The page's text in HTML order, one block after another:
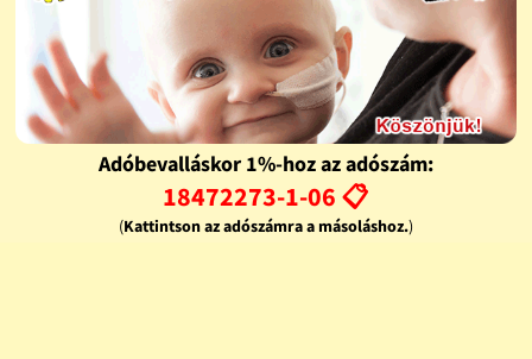
Adóbevalláskor 1%-hoz az adószám:
18472273-1-06 📋
(Kattintson az adószámra a másoláshoz.)